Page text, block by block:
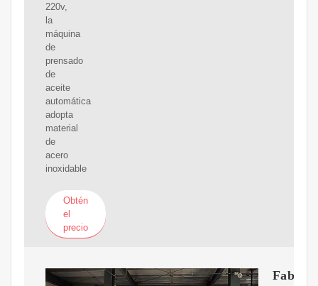
220v,
la
máquina
de
prensado
de
aceite
automática
adopta
material
de
acero
inoxidable
Obtén
el
precio